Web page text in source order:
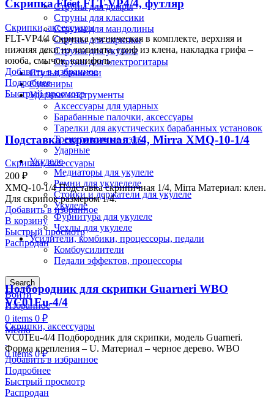
Струны для домры
Струны для классики
Струны для мандолины
Струны для скрипки
Струны для укулеле
Струны для электрогитары
Стулья, банкетки
Сувениры
Ударные инструменты
Аксессуары для ударных
Барабанные палочки, аксессуары
Тарелки для акустических барабанных установок
Тренировочные пэды
Ударные
Укулеле
Медиаторы для укулеле
Ремни для укулелеле
Стойки и держатели для укулеле
Укулеле
Фурнитура для укулеле
Чехлы для укулеле
Усилители, комбики, процессоры, педали
Комбоусилители
Педали эффектов, процессоры
Search
Войти
Избранное
0 items 0 ₽
Меню
0items 0₽
Скрипка Fleet FLT-VP4/4, футляр
Скрипки, аксессуары
FLT-VP4/4 Скрипка ученическая в комплекте, верхняя и
нижняя деки из ламината, гриф из клена, накладка грифа –
ююба, смычок, канифоль
Добавить в избранное
Подробнее
Быстрый просмотр
Подставка скрипичная 1/4, Mirra XMQ-10-1/4
Скрипки, аксессуары
200 ₽
XMQ-10-1/4 Подставка скрипичная 1/4, Mirra Материал: клен.
Для скрипок размером 1/4.
Добавить в избранное
В корзину
Быстрый просмотр
Распродан
Подбородник для скрипки Guarneri WBO
VC01Eu-4/4
Скрипки, аксессуары
VC01Eu-4/4 Подбородник для скрипки, модель Guarneri.
Форма крепления – U. Материал – черное дерево. WBO
Добавить в избранное
Подробнее
Быстрый просмотр
Распродан